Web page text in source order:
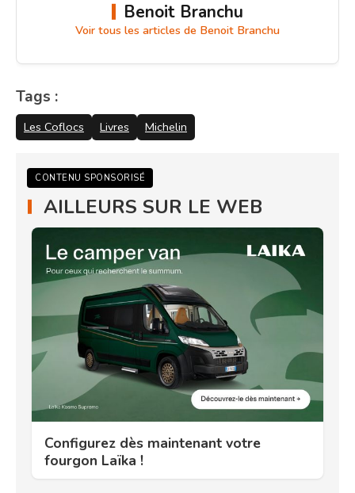
Benoit Branchu
Voir tous les articles de Benoit Branchu
Tags :
Les Coflocs Livres Michelin
CONTENU SPONSORISÉ
AILLEURS SUR LE WEB
Configurez dès maintenant votre
fourgon Laïka !